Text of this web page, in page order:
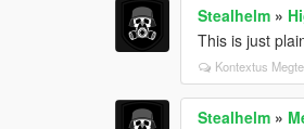
Stealhelm »
This is just
Kontextus
Stealhelm »